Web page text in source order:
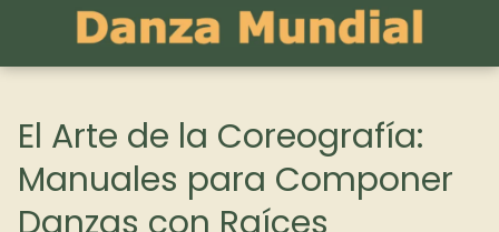
El Arte de la Coreografía:
Manuales para Componer